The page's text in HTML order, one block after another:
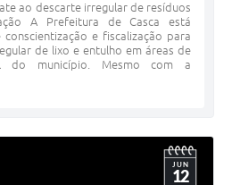
ao descarte irregular de resíduos
A Prefeitura de Casca está
e fiscalização para
de lixo e entulho em áreas de
do município. Mesmo com a
JUN
12